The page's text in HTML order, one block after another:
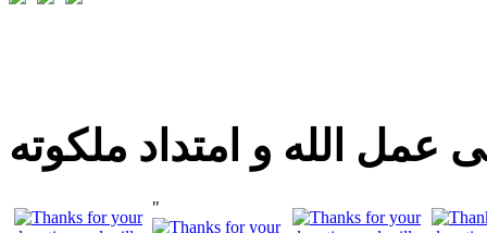
عمل الله و امتداد ملكوته
"